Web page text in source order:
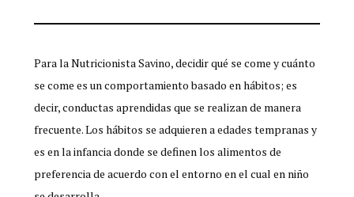
Para la Nutricionista Savino, decidir qué se come y cuánto
se come es un comportamiento basado en hábitos; es
decir, conductas aprendidas que se realizan de manera
frecuente. Los hábitos se adquieren a edades tempranas y
es en la infancia donde se definen los alimentos de
preferencia de acuerdo con el entorno en el cual en niño